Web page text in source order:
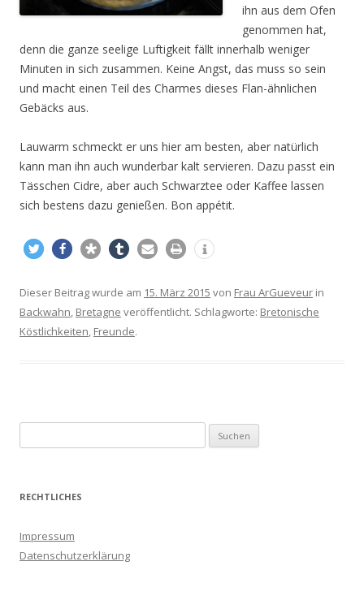
ihn aus dem Ofen
genommen hat,
denn die ganze seelige Luftigkeit fällt innerhalb weniger
Minuten in sich zusammen. Keine Angst, das muss so sein
und macht einen Teil des Charmes dieses Flan-ähnlichen
Gebäcks aus.
Lauwarm schmeckt er uns hier am besten, aber natürlich
kann man ihn auch wunderbar kalt servieren. Dazu passt ein
Tässchen Cidre, aber auch Schwarztee oder Kaffee lassen
sich bestens dazu genießen. Bon appétit.
Dieser Beitrag wurde am 15. März 2015 von Frau ArGueveur in
Backwahn, Bretagne veröffentlicht. Schlagworte: Bretonische
Köstlichkeiten, Freunde.
u
h
n
a
RECHTLICHES
Impressum
Datenschutzerklärung